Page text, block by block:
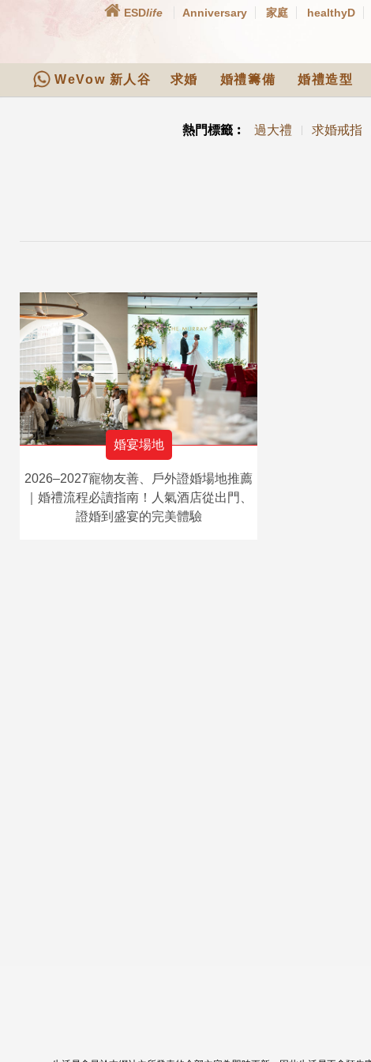
ESDlife Anniversary 家庭 healthyD
WeVow 新人谷 求婚 婚禮籌備 婚禮造型
熱門標籤︰ 過大禮 求婚戒指
婚宴場地
2026–2027寵物友善、戶外證婚場地推薦
｜婚禮流程必讀指南！人氣酒店從出門、
證婚到盛宴的完美體驗